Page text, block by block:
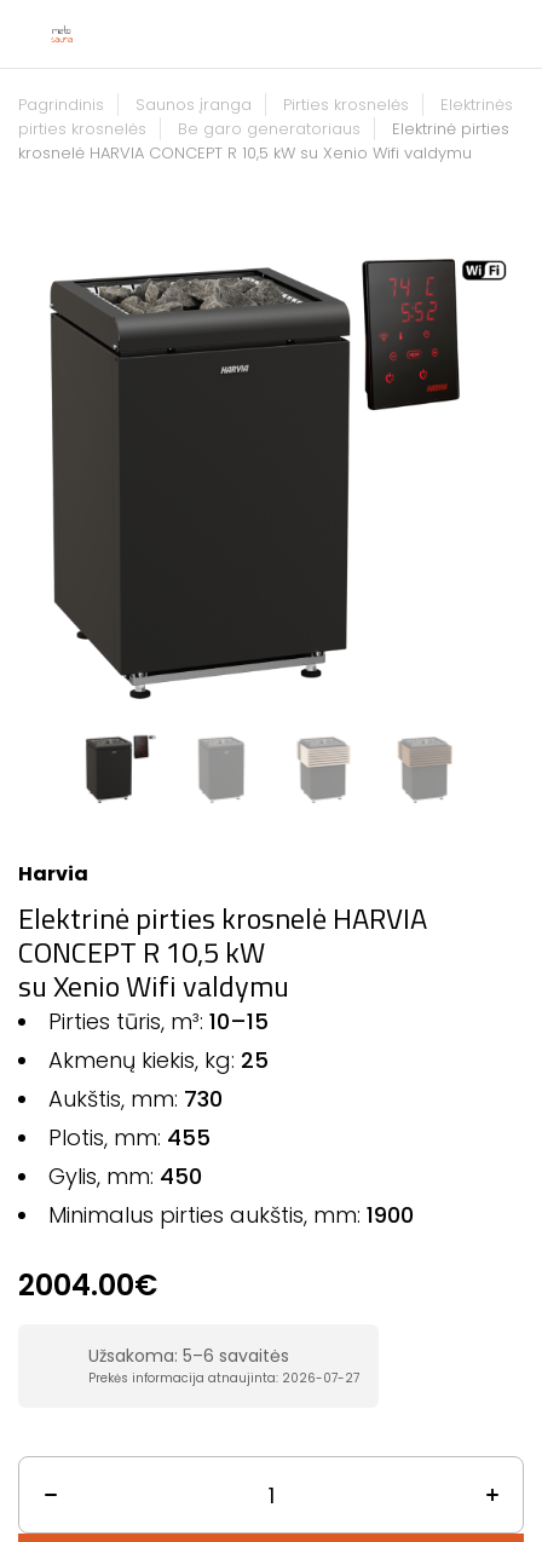
Pagrindinis Saunos įranga Pirties krosnelės
Elektrinės
pirties krosnelės
Be garo generatoriaus
Elektrinė pirties
krosnelė HARVIA CONCEPT R 10,5 kW su Xenio Wifi valdymu
Harvia
Elektrinė pirties krosnelė HARVIA
CONCEPT R 10,5 kW
su Xenio Wifi valdymu
Pirties tūris, m³: 10–15
Akmenų kiekis, kg: 25
Aukštis, mm: 730
Plotis, mm: 455
Gylis, mm: 450
Minimalus pirties aukštis, mm: 1900
2004.00€
Užsakoma: 5–6 savaitės
Prekės informacija atnaujinta: 2026-07-27